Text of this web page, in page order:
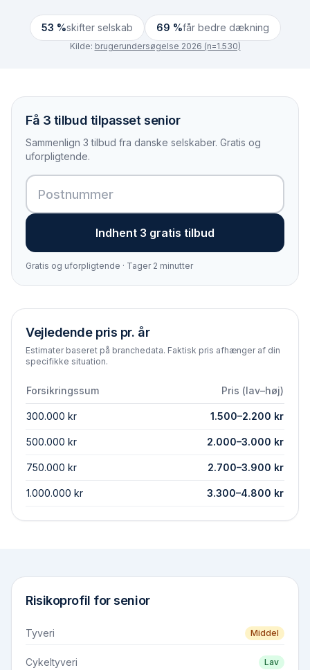
53 %skifter selskab 69 %får bedre dækning
Kilde: brugerundersøgelse 2026 (n=1.530)
Få 3 tilbud tilpasset senior
Sammenlign 3 tilbud fra danske selskaber. Gratis og
uforpligtende.
Indhent 3 gratis tilbud
Gratis og uforpligtende · Tager 2 minutter
Vejledende pris pr. år
Estimater baseret på branchedata. Faktisk pris afhænger af din
specifikke situation.
Forsikringssum Pris (lav–høj)
300.000 kr 1.500–2.200 kr
500.000 kr 2.000–3.000 kr
750.000 kr 2.700–3.900 kr
1.000.000 kr 3.300–4.800 kr
Risikoprofil forsenior
Tyveri Middel
Cykeltyveri Lav